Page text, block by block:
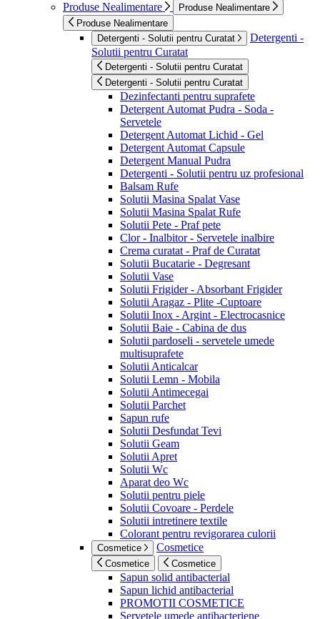
Produse Nealimentare
Produse Nealimentare
Produse Nealimentare
Detergenti - Solutii pentru Curatat
Detergenti -
Solutii pentru Curatat
Detergenti - Solutii pentru Curatat
Detergenti - Solutii pentru Curatat
Dezinfectanti pentru suprafete
Detergent Automat Pudra - Soda -
Servetele
Detergent Automat Lichid - Gel
Detergent Automat Capsule
Detergent Manual Pudra
Detergenti - Solutii pentru uz profesional
Balsam Rufe
Solutii Masina Spalat Vase
Solutii Masina Spalat Rufe
Solutii Pete - Praf pete
Clor - Inalbitor - Servetele inalbire
Crema curatat - Praf de Curatat
Solutii Bucatarie - Degresant
Solutii Vase
Solutii Frigider - Absorbant Frigider
Solutii Aragaz - Plite -Cuptoare
Solutii Inox - Argint - Electrocasnice
Solutii Baie - Cabina de dus
Solutii pardoseli - servetele umede
multisuprafete
Solutii Anticalcar
Solutii Lemn - Mobila
Solutii Antimecegai
Solutii Parchet
Sapun rufe
Solutii Desfundat Tevi
Solutii Geam
Solutii Apret
Solutii Wc
Aparat deo Wc
Solutii pentru piele
Solutii Covoare - Perdele
Solutii intretinere textile
Colorant pentru revigorarea culorii
Cosmetice Cosmetice
Cosmetice Cosmetice
Sapun solid antibacterial
Sapun lichid antibacterial
PROMOTII COSMETICE
Servetele umede antibacteriene